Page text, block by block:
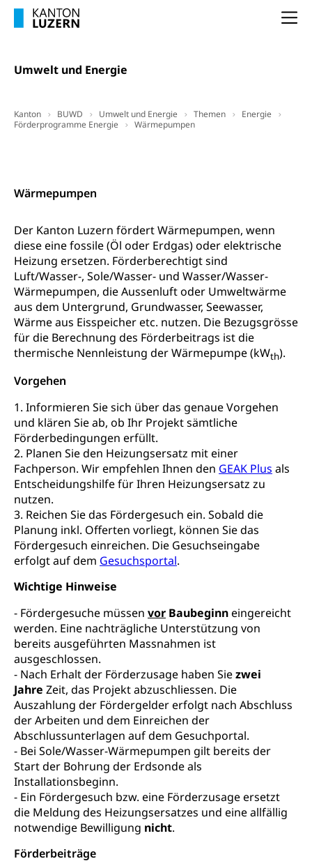
Umwelt und Energie
Kanton BUWD Umwelt und Energie Themen
Energie
Förderprogramme Energie
Wärmepumpen
Wärmepumpen
Der Kanton Luzern fördert Wärmepumpen, wenn
diese eine fossile (Öl oder Erdgas) oder elektrische
Heizung ersetzen. Förderberechtigt sind
Luft/Wasser-, Sole/Wasser- und Wasser/Wasser-
Wärmepumpen, die Aussenluft oder Umweltwärme
aus dem Untergrund, Grundwasser, Seewasser,
Wärme aus Eisspeicher etc. nutzen. Die Bezugsgrösse
für die Berechnung des Förderbeitrags ist die
thermische Nennleistung der Wärmepumpe (kWth).
Vorgehen
1. Informieren Sie sich über das genaue Vorgehen
und klären Sie ab, ob Ihr Projekt sämtliche
Förderbedingungen erfüllt.
2. Planen Sie den Heizungsersatz mit einer
Fachperson. Wir empfehlen Ihnen den GEAK Plus als
Entscheidungshilfe für Ihren Heizungsersatz zu
nutzen.
3. Reichen Sie das Fördergesuch ein. Sobald die
Planung inkl. Offerten vorliegt, können Sie das
Fördergesuch einreichen. Die Gesuchseingabe
erfolgt auf dem Gesuchsportal.
Wichtige Hinweise
- Fördergesuche müssen vor Baubeginneingereicht
werden. Eine nachträgliche Unterstützung von
bereits ausgeführten Massnahmen ist
ausgeschlossen.
- Nach Erhalt der Förderzusage haben Siezwei
Jahre Zeit, das Projekt abzuschliessen. Die
Auszahlung der Fördergelder erfolgt nach Abschluss
der Arbeiten und dem Einreichen der
Abschlussunterlagen auf dem Gesuchportal.
- Bei Sole/Wasser-Wärmepumpen gilt bereits der
Start der Bohrung der Erdsonde als
Installationsbeginn.
- Ein Fördergesuch bzw. eine Förderzusage ersetzt
die Meldung des Heizungsersatzes und eine allfällig
notwendige Bewilligung nicht.
Förderbeiträge
Hilfslosenentschädigung (WAS Luzern)
AHV-Beiträge (WAS Luzern)
Ergänzungsleistungen (EL) (WAS Luzern)
Behinderung
geistige Behinderung, psychische Behinderung,
Inklusion im Sport
Bücher, Bundesarchiv, Landesbibliothek
Staatsarchiv Luzern
Zentral- und Hochschulbibliothek
Archiv der Denkmalpflege
Kulturelle Einrichtungen
Museen, Theater, Bibliotheken
Dienststelle Kultur
Kunst & Kultur (Luzern Tourismus)
Kulturförderung
Kulturpolitik, Sprachförderung, Denkmalpflege,
kulturelles Angebot, Kulturerbe, kulturelles Erbe,
Nachwuchsförderung, Vermittlung, Selektive
Förderung, Kulturausschreibungen, Kulturpreis,
Werkbeitrag, Produktionsbeitrag, Recherche,
Bildende Kunst, Angewandte Kunst, Theater/Tanz,
Musik, Entwicklung, Programmbeiträge,
Filmförderung, Regionale Förderfonds,
Werkankäufe, Kunstankäufe, Kunst und Bau, Schule
und Kultur, Kulturgesuche, Kulturvermittlung
Kulturförderung und Vermittlung
Angebote für Schulklassen
Mobilität
Schiene und öffentlicher Verkehr
Schienenverkehr, Zugverkehr, Bahnverkehr,
Transportmittel, öffentlicher Verkehr
Verkehrsverbund Luzern VVL
Öffentlicher Verkehr Luzern Mobil
Schifffahrt
Schiffsverkehr, Binnenschifffahrt, Seeschifffahrt,
Flussschifffahrt
Schifffahrt (Strassenverkehrsamt)
Strasse
Autoverkehr, Lastwagenverkehr, Schwerverkehr,
leistungsabhängige Schwerverkehrsabgabe,
Langsamverkehr, Transportmittel, Auto, Motorrad,
Individualverkehr
zentras (Betrieb und Unterhalt LU, OW, NW,
ZG)
Strassenverkehrsamt
Verkehr und Infrastruktur vif
Kantonsstrassen
Persönliches
Zivilstand
Geburt, Heirat, Ehe, Partnerschaft, Tod,
Zivilstandsamt, Zivilstandsregiste